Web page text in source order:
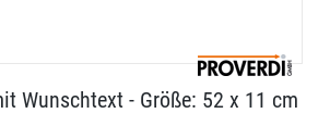
Wunschtext - Größe: 52 x 11 cm